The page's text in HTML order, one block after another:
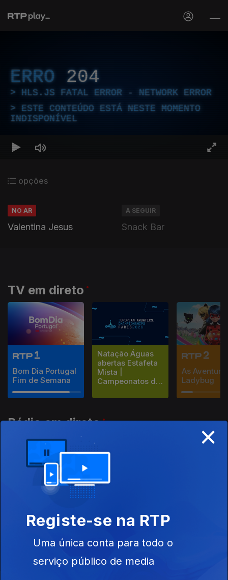
ERRO 204
HLS.JS FATAL ERROR - NETWORK ERROR
ESTE CONTEÚDO ESTÁ NESTE MOMENTO
INDISPONÍVEL
opções
NO AR
Valentina Jesus
A SEGUIR
Snack Bar
TV em direto
Bom Dia Portugal
Fim de Semana
Natação Águas
abertas Estafeta
Mista |
Campeonatos da
Desportos
As
Ladybug
Rádio em direto ×
Registe-se na RTP
Uma única conta para todo o
serviço público de media